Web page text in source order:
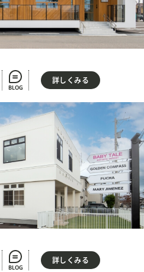
BLOG
詳しくみる
BLOG
詳しくみる